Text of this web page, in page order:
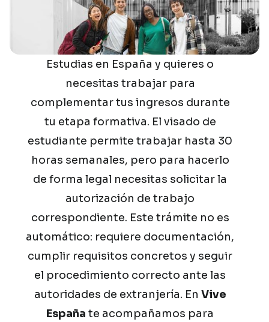
Estudias en España y quieres o
necesitas trabajar para
complementartus ingresos durante
tu etapa formativa. El visado de
estudiante permite trabajar hasta 30
horas semanales, pero para hacerlo
de forma legal necesitas solicitarla
autorización de trabajo
correspondiente. Este trámite no es
automático: requiere documentación,
cumplir requisitos concretos y seguir
el procedimiento correcto ante las
autoridades de extranjería. En Vive
España te acompañamos para